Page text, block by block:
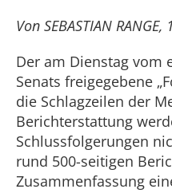
Von SEBASTIAN
Der am Dienstag vom
Senats freigegebene
die Schlagzeilen der
Berichterstattung
Schlussfolgerungen
rund 500-seitigen
Zusammenfassung